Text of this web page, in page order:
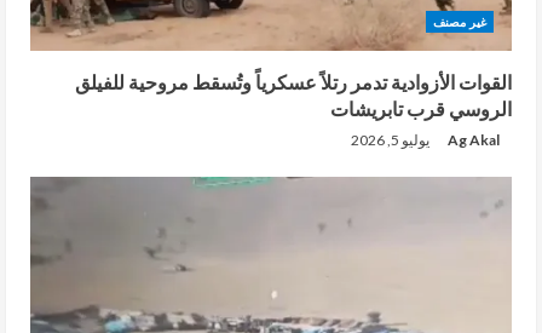
غير مصنف
القوات الأزوادية تدمر رتلاً عسكرياً وتُسقط مروحية للفيلق
الروسي قرب تابريشات
Ag Akal يوليو 5, 2026